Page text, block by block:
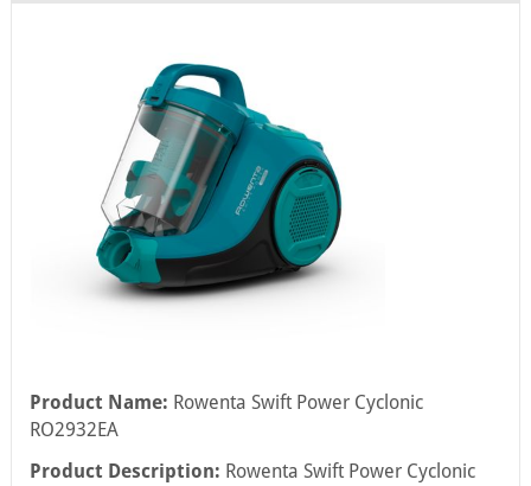
Product Name: Rowenta Swift Power Cyclonic
RO2932EA
Product Description: Rowenta Swift Power Cyclonic